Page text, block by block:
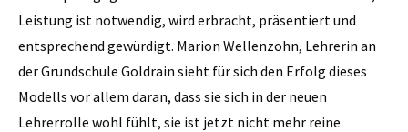
Leistung ist notwendig, wird erbracht, präsentiert und
entsprechend gewürdigt. Marion Wellenzohn, Lehrerin an
der Grundschule Goldrain sieht für sich den Erfolg dieses
Modells vor allem daran, dass sie sich in der neuen
Lehrerrolle wohl fühlt, sie ist jetzt nicht mehr reine